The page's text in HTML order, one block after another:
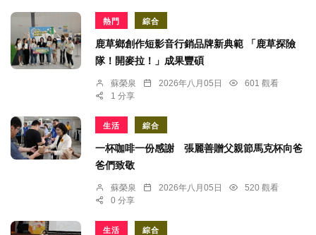
熱門 綜合
鹿草鄉創作短影音行銷品牌新典範 「鹿草探險
隊！開麥拉！」成果豐碩
蘇榮泉 2026年八月05日
601 觀看
1 分享
生活 綜合
一杯咖啡一份感謝 張麗善贈父親節馬克杯向爸
爸們致敬
蘇榮泉 2026年八月05日
520 觀看
0 分享
生活 綜合